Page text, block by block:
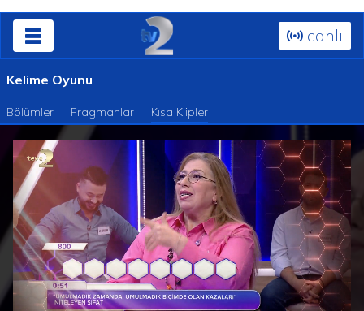
canlı
Kelime Oyunu
Bölümler Fragmanlar Kısa Klipler